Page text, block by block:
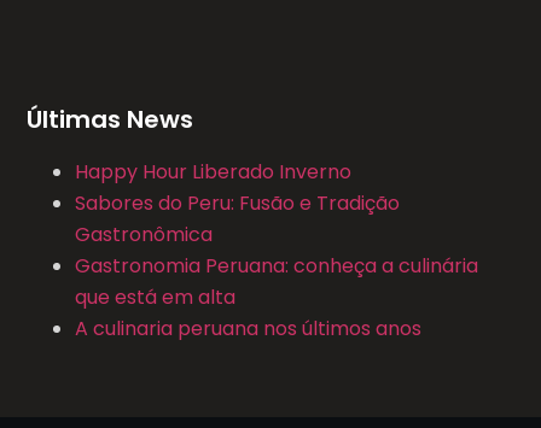
Últimas News
Happy Hour Liberado Inverno
Sabores do Peru: Fusão e Tradição
Gastronômica
Gastronomia Peruana: conheça a culinária
que está em alta
A culinaria peruana nos últimos anos